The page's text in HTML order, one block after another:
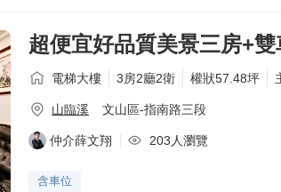
超便宜好品質美景三房+
電梯大樓 3房2廳2衛 權狀57.48坪
山臨溪 文山區-指南路三段
仲介薛文翔 203人瀏覽
含車位